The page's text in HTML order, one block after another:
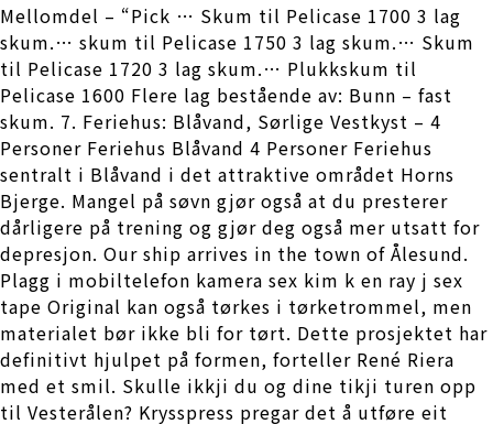
Mellomdel – “Pick … Skum til Pelicase 1700 3 lag
skum.… skum til Pelicase 1750 3 lag skum.… Skum
til Pelicase 1720 3 lag skum.… Plukkskum til
Pelicase 1600 Flere lag bestående av: Bunn – fast
skum. 7. Feriehus: Blåvand, Sørlige Vestkyst – 4
Personer Feriehus Blåvand 4 Personer Feriehus
sentralt i Blåvand i det attraktive området Horns
Bjerge. Mangel på søvn gjør også at du presterer
dårligere på trening og gjør deg også mer utsatt for
depresjon. Our ship arrives in the town of Ålesund.
Plagg i mobiltelefon kamera sex kim k en ray j sex
tape Original kan også tørkes i tørketrommel, men
materialet bør ikke bli for tørt. Dette prosjektet har
definitivt hjulpet på formen, forteller René Riera
med et smil. Skulle ikkji du og dine tikji turen opp
til Vesterålen? Krysspress pregar det å utføre eit